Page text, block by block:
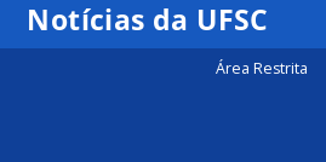
Notícias da UFSC
Área Restrita